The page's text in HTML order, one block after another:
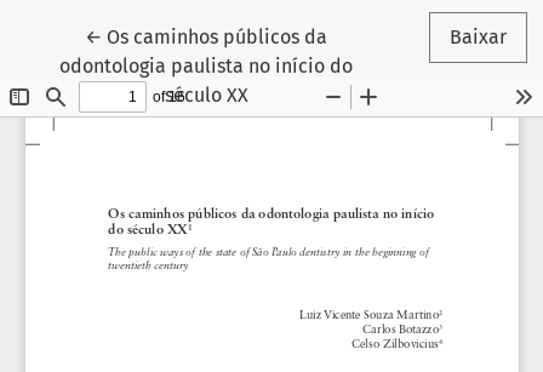
← Voltar aos Detalhes do Artigo
Os caminhos públicos da
odontologia paulista no início do
século XX
Baixar